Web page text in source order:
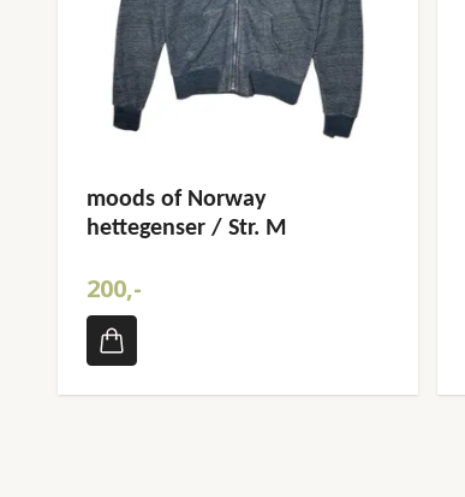
moods of Norway
hettegenser / Str. M
200,-